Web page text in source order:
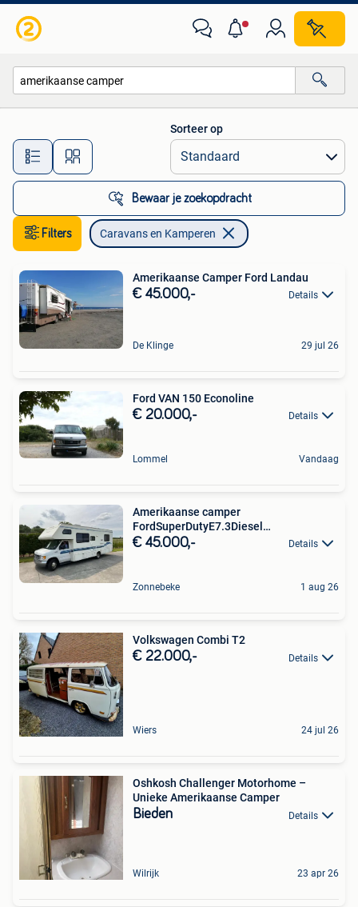
Alle afstanden…
Sorteer op
Bewaar je zoekopdracht
Filters Caravans en Kamperen
Amerikaanse Camper Ford Landau
€ 45.000,- Details
De Klinge 29 jul 26
Ford VAN 150 Econoline
€ 20.000,- Details
Lommel Vandaag
Amerikaanse camper
FordSuperDutyE7.3Diesel
Belgischepapieren
€ 45.000,- Details
Zonnebeke 1 aug 26
Volkswagen Combi T2
€ 22.000,- Details
Wiers 24 jul 26
Oshkosh Challenger Motorhome –
Unieke Amerikaanse Camper
Bieden Details
Wilrijk 23 apr 26